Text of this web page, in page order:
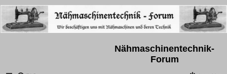
Nähmaschinentechnik-
Forum